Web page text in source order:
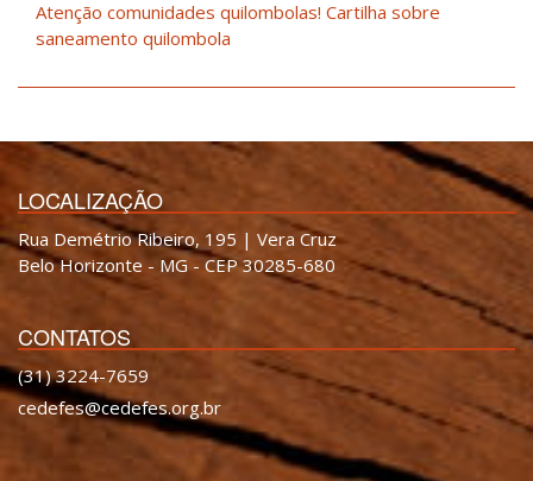
Atenção comunidades quilombolas! Cartilha sobre
saneamento quilombola
LOCALIZAÇÃO
Rua Demétrio Ribeiro, 195 | Vera Cruz
Belo Horizonte - MG - CEP 30285-680
CONTATOS
(31) 3224-7659
cedefes@cedefes.org.br